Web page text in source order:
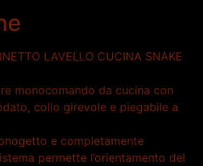
LAVELLO CUCINA SNAKE
monocomando da cucina con
collo girevole e piegabile a
e completamente
permette l’orientamento del